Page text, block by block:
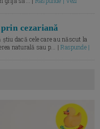
cezariană
dacă cele care au născut la
naturală sau p... |Raspunde |